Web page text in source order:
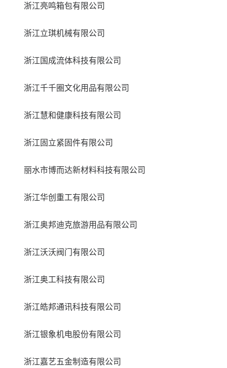
浙江亮鸣箱包有限公司
浙江立琪机械有限公司
浙江国成流体科技有限公司
浙江千千圈文化用品有限公司
浙江慧和健康科技有限公司
浙江固立紧固件有限公司
丽水市博而达新材料科技有限公司
浙江华创重工有限公司
浙江奥邦迪克旅游用品有限公司
浙江沃沃阀门有限公司
浙江奥工科技有限公司
浙江皓邦通讯科技有限公司
浙江银象机电股份有限公司
浙江嘉艺五金制造有限公司